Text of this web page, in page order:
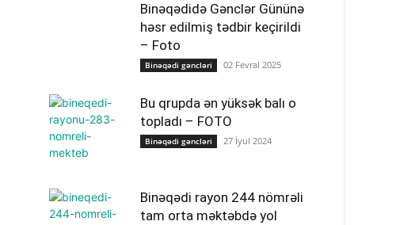
Binəqədidə Gənclər Gününə
həsr edilmiş tədbir keçirildi
– Foto
Binəqədi gəncləri 02 Fevral 2025
Bu qrupda ən yüksək balı o
topladı – FOTO
Binəqədi gəncləri 27 İyul 2024
Binəqədi rayon 244 nömrəli
tam orta məktəbdə yol